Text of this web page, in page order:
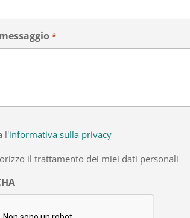
*
l'informativa sulla privacy
il trattamento dei miei dati personali